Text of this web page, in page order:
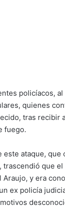
policíacos, al
quienes
tras recibir
fuego.
este ataque,
trascendió que
y era
ex policía